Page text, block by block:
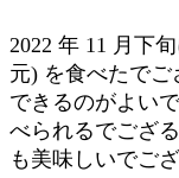
2022 年 11 月下
元) を食べたでご
できるのがよい
べられるでござ
も美味しいでござ